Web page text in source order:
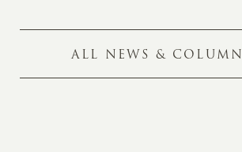
ALL NEWS & COLUMN